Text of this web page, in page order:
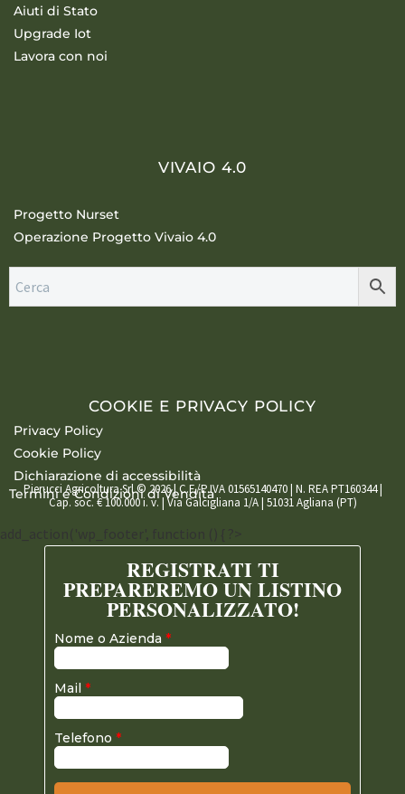
Aiuti di Stato
Upgrade Iot
Lavora con noi
VIVAIO 4.0
Progetto Nurset
Operazione Progetto Vivaio 4.0
COOKIE E PRIVACY POLICY
Privacy Policy
Cookie Policy
Dichiarazione di accessibilità
Termini e Condizioni di Vendita
Pierucci Agricoltura Srl © 2026 | C.F./P.IVA 01565140470 | N. REA PT160344 |
Cap. soc. € 100.000 i. v. | Via Galcigliana 1/A | 51031 Agliana (PT)
add_action('wp_footer', function () { ?>